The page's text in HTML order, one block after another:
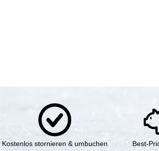
Kostenlos stornieren & umbuchen
Best-